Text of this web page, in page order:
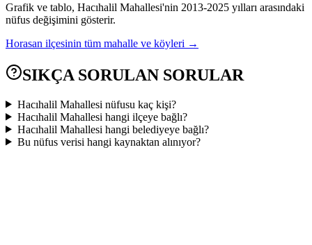
Grafik ve tablo, Hacıhalil Mahallesi'nin 2013-2025 yılları arasındaki
nüfus değişimini gösterir.
Horasan ilçesinin tüm mahalle ve köyleri →
SIKÇA SORULAN SORULAR
Hacıhalil Mahallesi nüfusu kaç kişi?
Hacıhalil Mahallesi hangi ilçeye bağlı?
Hacıhalil Mahallesi hangi belediyeye bağlı?
Bu nüfus verisi hangi kaynaktan alınıyor?